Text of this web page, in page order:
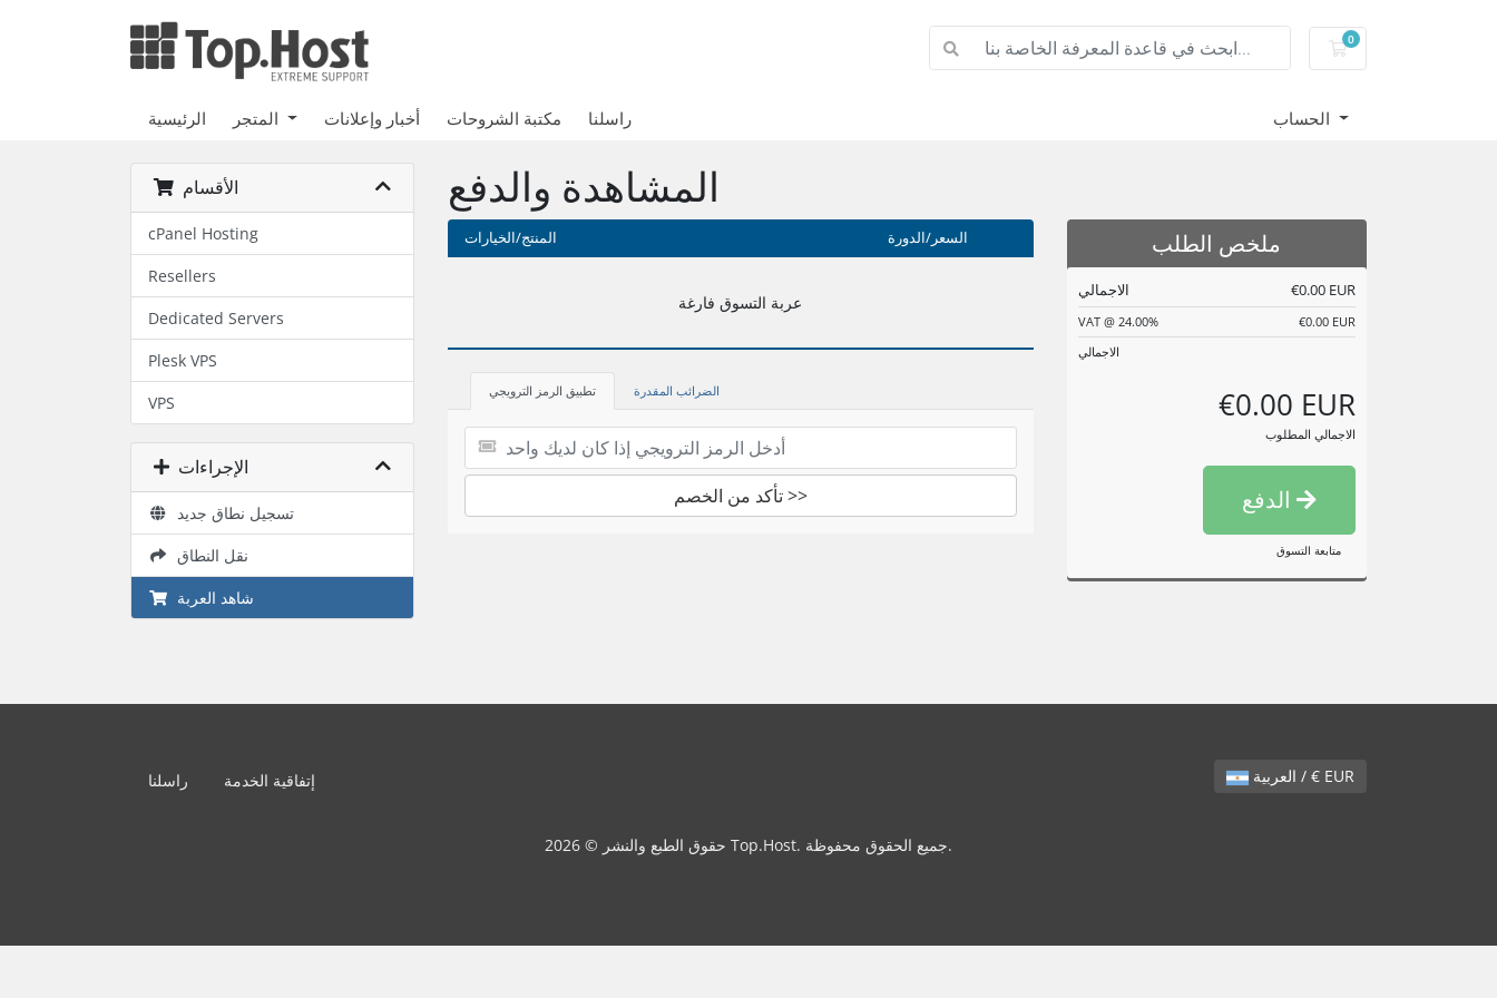
0
عربة التسوق
الرئيسية أخبار وإعلانات مكتبة الشروحات راسلنا
الأقسام
cPanel Hosting
Resellers
Dedicated Servers
Plesk VPS
VPS
الإجراءات
تسجيل نطاق جديد
نقل النطاق
شاهد العربة
المشاهدة والدفع
المنتج/الخيارات السعر/الدورة
عربة التسوق فارغة
تطبيق الرمز الترويجي الضرائب المقدرة
تأكد من الخصم >>
ملخص الطلب
الاجمالي €0.00 EUR
VAT @ 24.00%
€0.00 EUR
الاجمالي
€0.00 EUR
الاجمالي المطلوب
متابعة التسوق
العربية / € EUR راسلنا إتفاقية الخدمة
حقوق الطبع والنشر © 2026 Top.Host. جميع الحقوق محفوظة.